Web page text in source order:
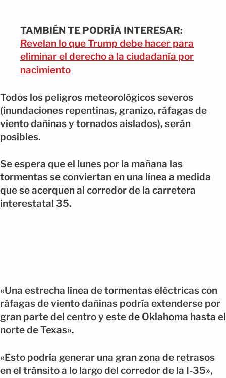
TAMBIÉN TE PODRÍA INTERESAR:
Revelan lo que Trump debe hacer para
eliminar el derecho a la ciudadanía por
nacimiento
Todos los peligros meteorológicos severos
(inundaciones repentinas, granizo, ráfagas de
viento dañinas y tornados aislados), serán
posibles.
Se espera que el lunes por la mañana las
tormentas se conviertan en una línea a medida
que se acerquen al corredor de la carretera
interestatal 35.
«Una estrecha línea de tormentas eléctricas con
ráfagas de viento dañinas podría extenderse por
gran parte del centro y este de Oklahoma hasta el
norte de Texas».
«Esto podría generar una gran zona de retrasos
en el tránsito a lo largo del corredor de la I-35»,